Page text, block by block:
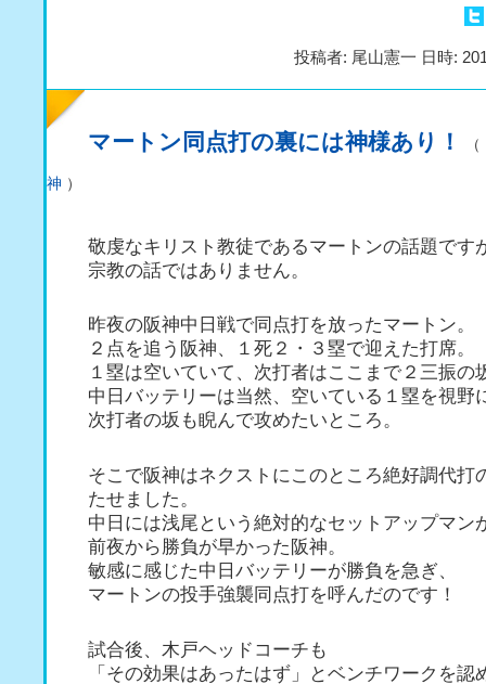
投稿者: 尾山憲一 日時:
マートン同点打の裏には神様あり！ （
神 ）
敬虔なキリスト教徒であるマートンの話題です
宗教の話ではありません。
昨夜の阪神中日戦で同点打を放ったマートン。
２点を追う阪神、１死２・３塁で迎えた打席。
１塁は空いていて、次打者はここまで２三振の
中日バッテリーは当然、空いている１塁を視野
次打者の坂も睨んで攻めたいところ。
そこで阪神はネクストにこのところ絶好調代打
たせました。
中日には浅尾という絶対的なセットアップマン
前夜から勝負が早かった阪神。
敏感に感じた中日バッテリーが勝負を急ぎ、
マートンの投手強襲同点打を呼んだのです！
試合後、木戸ヘッドコーチも
「その効果はあったはず」とベンチワークを認